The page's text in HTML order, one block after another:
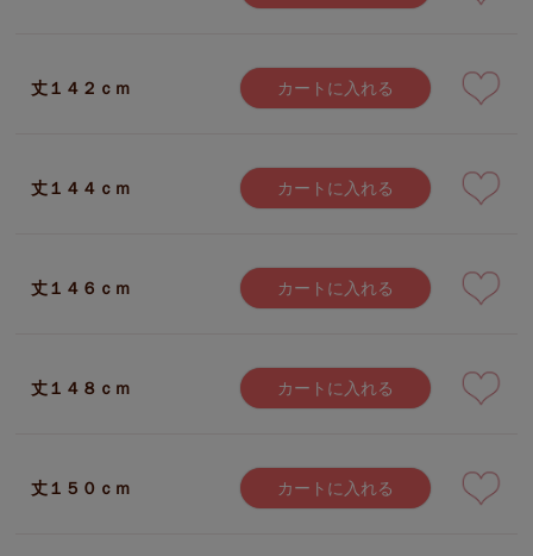
丈１４２ｃｍ カートに入れる
丈１４４ｃｍ カートに入れる
丈１４６ｃｍ カートに入れる
丈１４８ｃｍ カートに入れる
丈１５０ｃｍ カートに入れる